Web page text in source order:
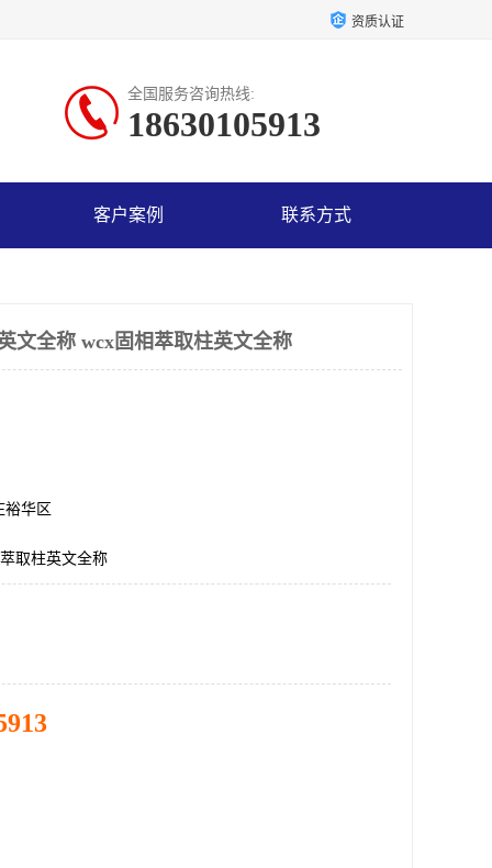
资质认证
全国服务咨询热线:
18630105913
客户案例 联系方式
文全称 wcx固相萃取柱英文全称
裕华区
取柱英文全称